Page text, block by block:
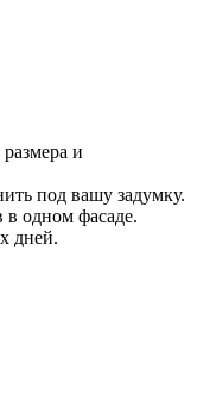
и
под вашу задумку.
в одном фасаде.
дней.